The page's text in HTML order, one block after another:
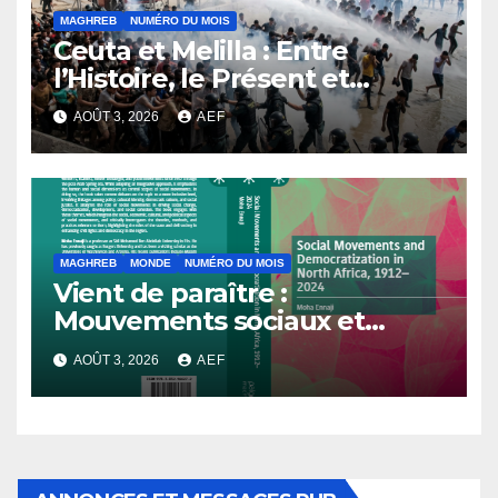
MAGHREB NUMÉRO DU MOIS
Ceuta et Melilla : Entre
l’Histoire, le Présent et
l’Avenir
AOÛT 3, 2026 AEF
MAGHREB MONDE NUMÉRO DU MOIS
Vient de paraître :
Mouvements sociaux et
démocratisation en Afrique
du Nord, 1912-2024
AOÛT 3, 2026 AEF